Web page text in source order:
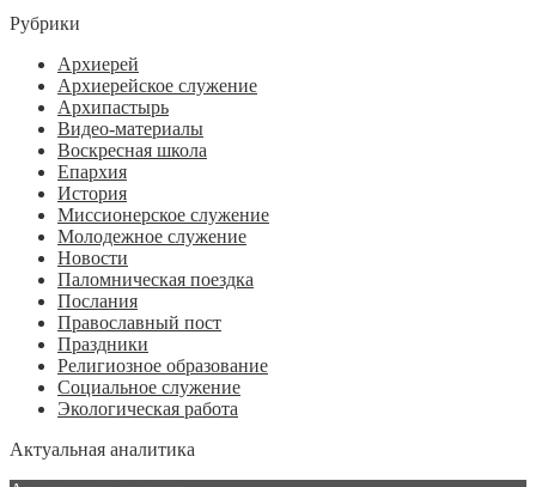
Рубрики
Архиерей
Архиерейское служение
Архипастырь
Видео-материалы
Воскресная школа
Епархия
История
Миссионерское служение
Молодежное служение
Новости
Паломническая поездка
Послания
Православный пост
Праздники
Религиозное образование
Социальное служение
Экологическая работа
Актуальная аналитика